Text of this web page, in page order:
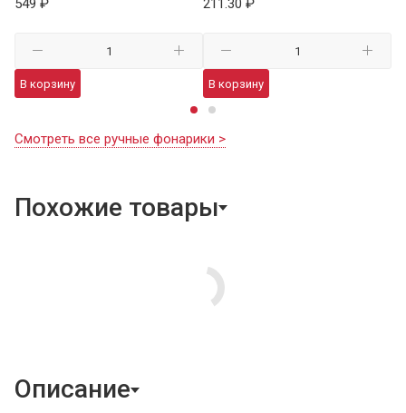
В корзину В корзину
Смотреть все ручные фонарики >
Похожие товары
Описание